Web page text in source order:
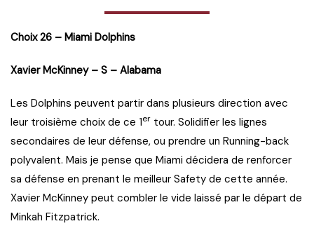
Choix 26 – Miami Dolphins
Xavier McKinney – S – Alabama
Les Dolphins peuvent partir dans plusieurs direction avec
leur troisième choix de ce 1er tour. Solidifier les lignes
secondaires de leur défense, ou prendre un Running-back
polyvalent. Mais je pense que Miami décidera de renforcer
sa défense en prenant le meilleur Safety de cette année.
Xavier McKinney peut combler le vide laissé par le départ de
Minkah Fitzpatrick.